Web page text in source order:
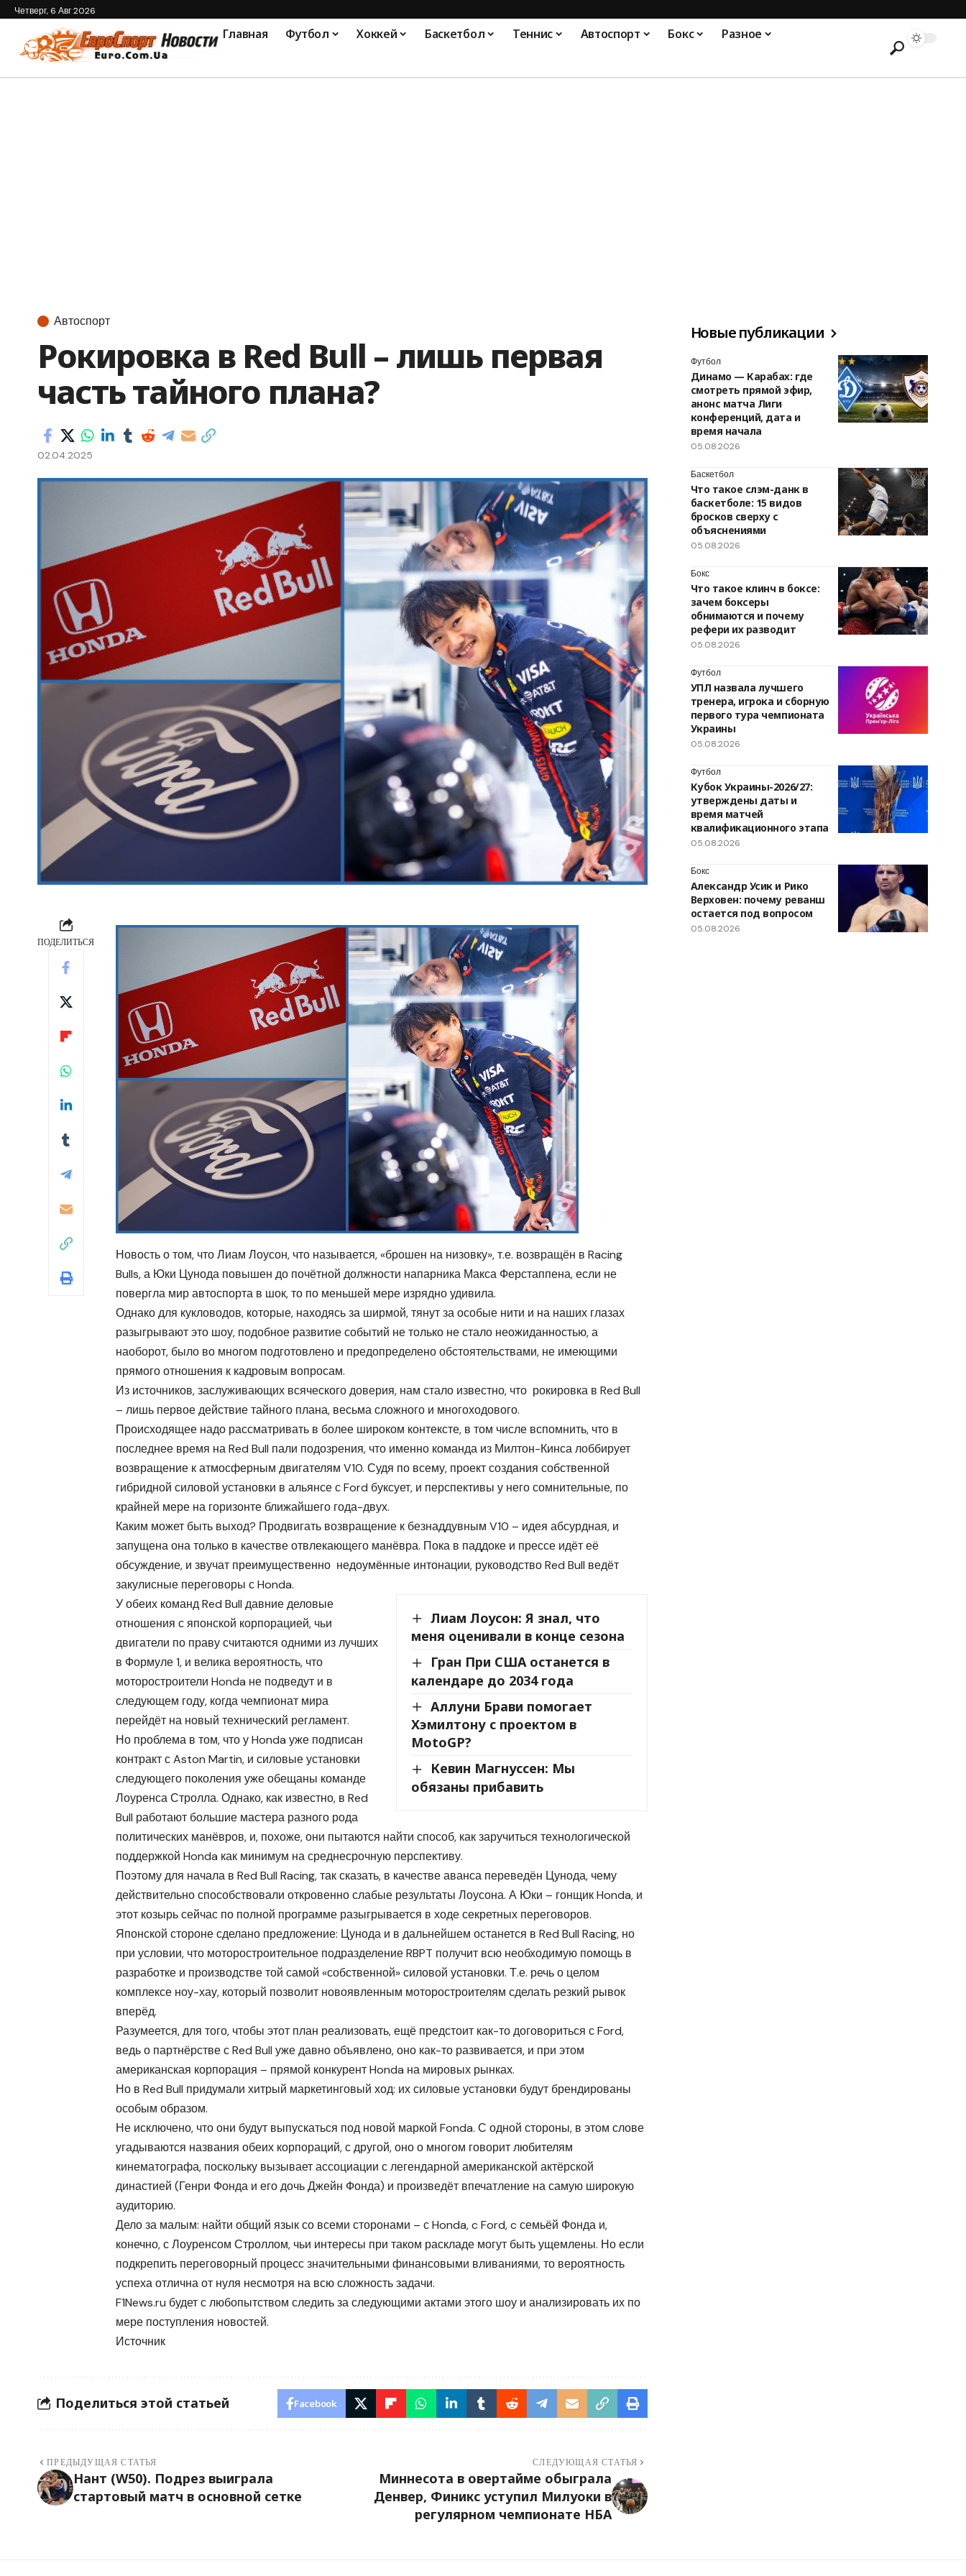
Четверг, 6 Авг 2026
Главная Футбол Хоккей Баскетбол Теннис Автоспорт Бокс Разное
Автоспорт
Рокировка в Red Bull – лишь первая
часть тайного плана?
02.04.2025
ПОДЕЛИТЬСЯ
Новость о том, что Лиам Лоусон, что называется, «брошен на низовку», т.е. возвращён в Racing
Bulls, а Юки Цунода повышен до почётной должности напарника Макса Ферстаппена, если не
повергла мир автоспорта в шок, то по меньшей мере изрядно удивила.
Однако для кукловодов, которые, находясь за ширмой, тянут за особые нити и на наших глазах
разыгрывают это шоу, подобное развитие событий не только не стало неожиданностью, а
наоборот, было во многом подготовлено и предопределено обстоятельствами, не имеющими
прямого отношения к кадровым вопросам.
Из источников, заслуживающих всяческого доверия, нам стало известно, что рокировка в Red Bull
– лишь первое действие тайного плана, весьма сложного и многоходового.
Происходящее надо рассматривать в более широком контексте, в том числе вспомнить, что в
последнее время на Red Bull пали подозрения, что именно команда из Милтон-Кинса лоббирует
возвращение к атмосферным двигателям V10. Судя по всему, проект создания собственной
гибридной силовой установки в альянсе с Ford буксует, и перспективы у него сомнительные, по
крайней мере на горизонте ближайшего года-двух.
Каким может быть выход? Продвигать возвращение к безнаддувным V10 – идея абсурдная, и
запущена она только в качестве отвлекающего манёвра. Пока в паддоке и прессе идёт её
обсуждение, и звучат преимущественно недоумённые интонации, руководство Red Bull ведёт
закулисные переговоры с Honda.
Лиам Лоусон: Я знал, что
меня оценивали в конце сезона
Гран При США останется в
календаре до 2034 года
Аллуни Брави помогает
Хэмилтону с проектом в
MotoGP?
Кевин Магнуссен: Мы
обязаны прибавить
У обеих команд Red Bull давние деловые
отношения с японской корпорацией, чьи
двигатели по праву считаются одними из лучших
в Формуле 1, и велика вероятность, что
моторостроители Honda не подведут и в
следующем году, когда чемпионат мира
перейдёт на новый технический регламент.
Но проблема в том, что у Honda уже подписан
контракт с Aston Martin, и силовые установки
следующего поколения уже обещаны команде
Лоуренса Стролла. Однако, как известно, в Red
Bull работают большие мастера разного рода
политических манёвров, и, похоже, они пытаются найти способ, как заручиться технологической
поддержкой Honda как минимум на среднесрочную перспективу.
Поэтому для начала в Red Bull Racing, так сказать, в качестве аванса переведён Цунода, чему
действительно способствовали откровенно слабые результаты Лоусона. А Юки – гонщик Honda, и
этот козырь сейчас по полной программе разыгрывается в ходе секретных переговоров.
Японской стороне сделано предложение: Цунода и в дальнейшем останется в Red Bull Racing, но
при условии, что моторостроительное подразделение RBPT получит всю необходимую помощь в
разработке и производстве той самой «собственной» силовой установки. Т.е. речь о целом
комплексе ноу-хау, который позволит новоявленным моторостроителям сделать резкий рывок
вперёд.
Разумеется, для того, чтобы этот план реализовать, ещё предстоит как-то договориться с Ford,
ведь о партнёрстве с Red Bull уже давно объявлено, оно как-то развивается, и при этом
американская корпорация – прямой конкурент Honda на мировых рынках.
Но в Red Bull придумали хитрый маркетинговый ход: их силовые установки будут брендированы
особым образом.
Не исключено, что они будут выпускаться под новой маркой Fonda. С одной стороны, в этом слове
угадываются названия обеих корпораций, с другой, оно о многом говорит любителям
кинематографа, поскольку вызывает ассоциации с легендарной американской актёрской
династией (Генри Фонда и его дочь Джейн Фонда) и произведёт впечатление на самую широкую
аудиторию.
Дело за малым: найти общий язык со всеми сторонами – с Honda, c Ford, c семьёй Фонда и,
конечно, с Лоуренсом Строллом, чьи интересы при таком раскладе могут быть ущемлены. Но если
подкрепить переговорный процесс значительными финансовыми вливаниями, то вероятность
успеха отлична от нуля несмотря на всю сложность задачи.
F1News.ru будет с любопытством следить за следующими актами этого шоу и анализировать их по
мере поступления новостей.
Источник
Поделиться этой статьей Facebook
ПРЕДЫДУЩАЯ СТАТЬЯ
Нант (W50). Подрез выиграла
стартовый матч в основной сетке
СЛЕДУЮЩАЯ СТАТЬЯ
Миннесота в овертайме обыграла
Денвер, Финикс уступил Милуоки в
регулярном чемпионате НБА
Новые публикации
Футбол
Динамо — Карабах: где
смотреть прямой эфир,
анонс матча Лиги
конференций, дата и
время начала
05.08.2026
Баскетбол
Что такое слэм-данк в
баскетболе: 15 видов
бросков сверху с
объяснениями
05.08.2026
Бокс
Что такое клинч в боксе:
зачем боксеры
обнимаются и почему
рефери их разводит
05.08.2026
Футбол
УПЛ назвала лучшего
тренера, игрока и сборную
первого тура чемпионата
Украины
05.08.2026
Футбол
Кубок Украины-2026/27:
утверждены даты и
время матчей
квалификационного этапа
05.08.2026
Бокс
Александр Усик и Рико
Верховен: почему реванш
остается под вопросом
05.08.2026